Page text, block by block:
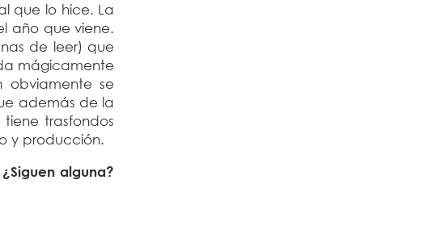
que lo hice. La
año que viene.
de leer) que
mágicamente
se
además de la
trasfondos
y producción.
alguna?